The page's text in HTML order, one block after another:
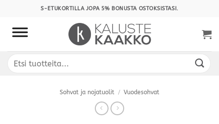
content
S-ETUKORTILLA JOPA 5% BONUSTA OSTOKSISTASI.
Etsi:
Sohvat ja nojatuolit / Vuodesohvat